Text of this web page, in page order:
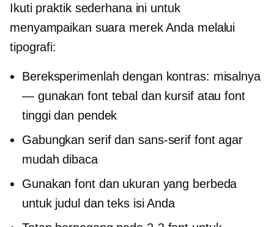
Ikuti praktik sederhana ini untuk
menyampaikan suara merek Anda melalui
tipografi:
Bereksperimenlah dengan kontras: misalnya
— gunakan font tebal dan kursif atau font
tinggi dan pendek
Gabungkan serif dan sans-serif font agar
mudah dibaca
Gunakan font dan ukuran yang berbeda
untuk judul dan teks isi Anda